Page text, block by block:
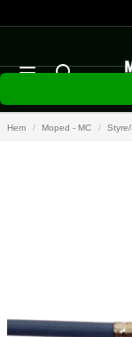
Hem Moped - MC